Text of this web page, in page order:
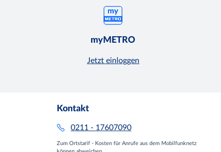
myMETRO
Jetzt einloggen
Kontakt
0211 - 17607090
Zum Ortstarif - Kosten für Anrufe aus dem Mobilfunknetz